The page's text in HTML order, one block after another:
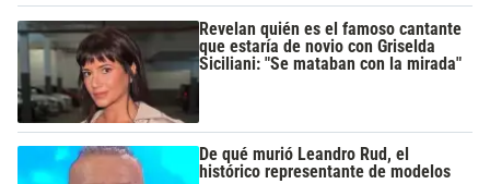
Revelan quién es el famoso cantante
que estaría de novio con Griselda
Siciliani: "Se mataban con la mirada"
De qué murió Leandro Rud, el
histórico representante de modelos